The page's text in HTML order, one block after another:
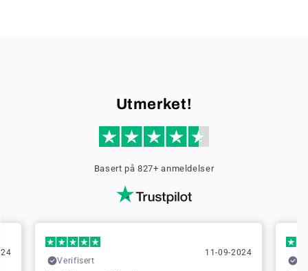
Utmerket!
Basert på 827+ anmeldelser
Verifisert
11-09-2024